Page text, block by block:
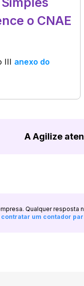
o CNAE
III anexo do
A Agilize
Qualquer
um contador